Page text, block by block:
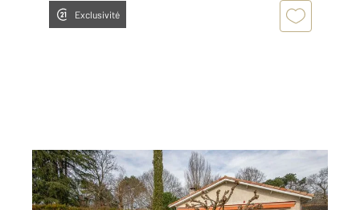
Exclusivité
ST AUBIN DE MEDOC 33
92,10 m2, 3 pièces
Ref : 4086